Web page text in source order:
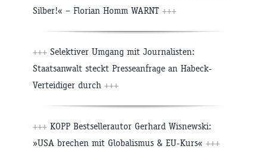
Silber!« – Florian Homm WARNT +++
+++ Selektiver Umgang mit Journalisten:
Staatsanwalt steckt Presseanfrage an Habeck-
Verteidiger durch +++
+++ KOPP Bestsellerautor Gerhard Wisnewski:
»USA brechen mit Globalismus & EU-Kurs« +++